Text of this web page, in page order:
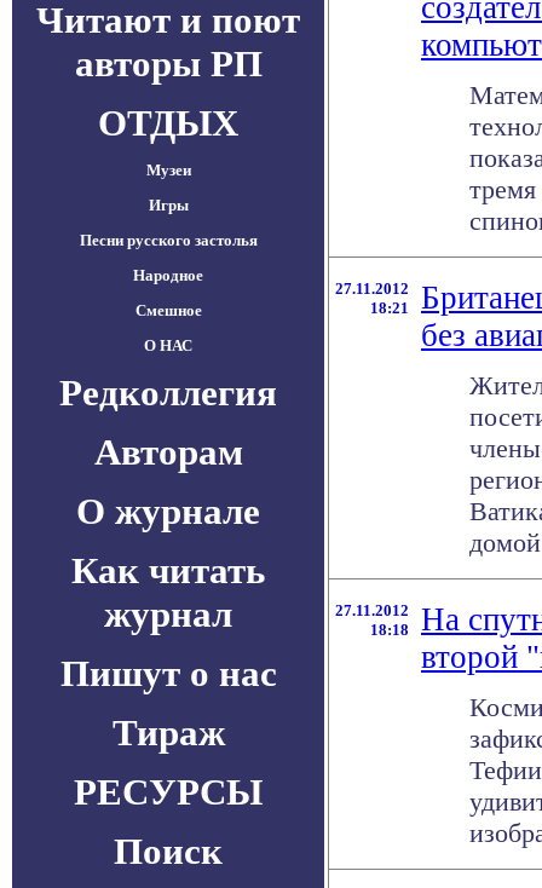
Читают и поют
авторы РП
ОТДЫХ
Музеи
Игры
Песни русского застолья
Народное
Смешное
О НАС
Редколлегия
Авторам
О журнале
Как читать
журнал
Пишут о нас
Тираж
РЕСУРСЫ
Поиск
27.11.2012
18:21
без
27.11.2012
18:18
На
второй